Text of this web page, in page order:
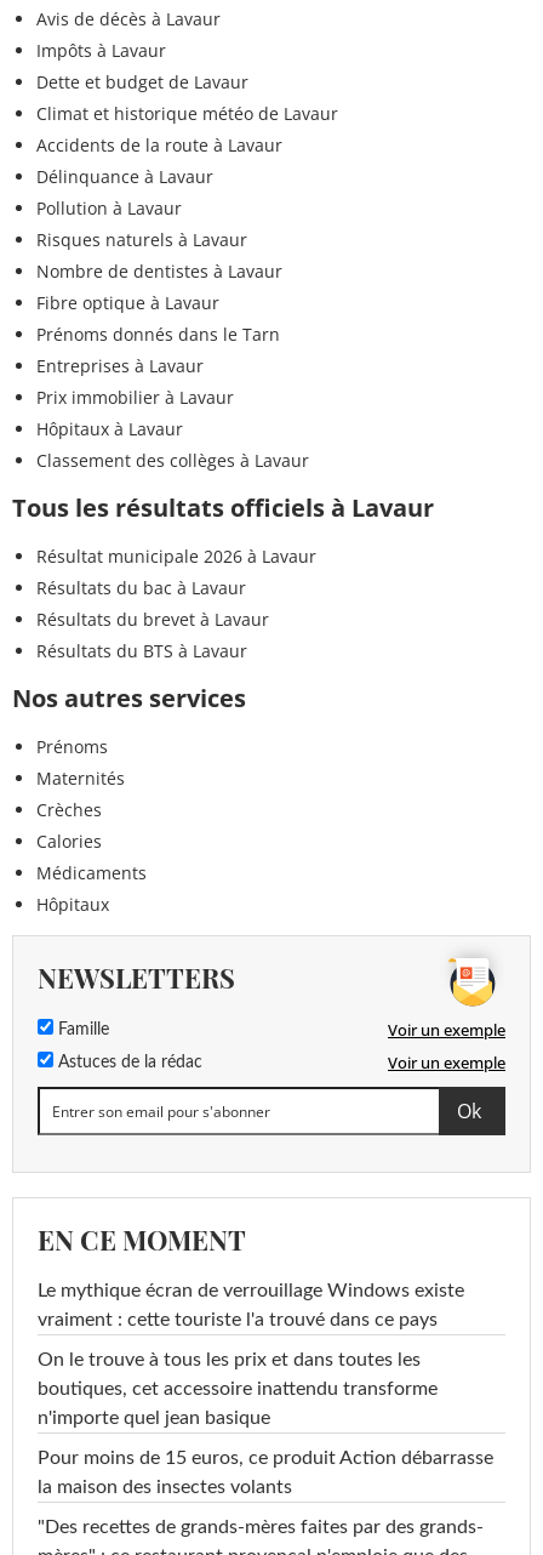
Avis de décès à Lavaur
Impôts à Lavaur
Dette et budget de Lavaur
Climat et historique météo de Lavaur
Accidents de la route à Lavaur
Délinquance à Lavaur
Pollution à Lavaur
Risques naturels à Lavaur
Nombre de dentistes à Lavaur
Fibre optique à Lavaur
Prénoms donnés dans le Tarn
Entreprises à Lavaur
Prix immobilier à Lavaur
Hôpitaux à Lavaur
Classement des collèges à Lavaur
Tous les résultats officiels à Lavaur
Résultat municipale 2026 à Lavaur
Résultats du bac à Lavaur
Résultats du brevet à Lavaur
Résultats du BTS à Lavaur
Nos autres services
Prénoms
Maternités
Crèches
Calories
Médicaments
Hôpitaux
NEWSLETTERS
Famille Voir un exemple
Astuces de la rédac Voir un exemple
EN CE MOMENT
Le mythique écran de verrouillage Windows existe
vraiment : cette touriste l'a trouvé dans ce pays
On le trouve à tous les prix et dans toutes les
boutiques, cet accessoire inattendu transforme
n'importe quel jean basique
Pour moins de 15 euros, ce produit Action débarrasse
la maison des insectes volants
"Des recettes de grands-mères faites par des grands-